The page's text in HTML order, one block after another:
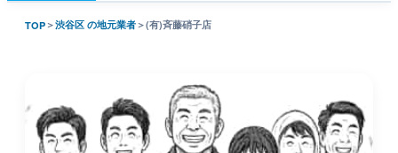
TOP＞渋谷区 の地元業者＞(有)斉藤硝子店